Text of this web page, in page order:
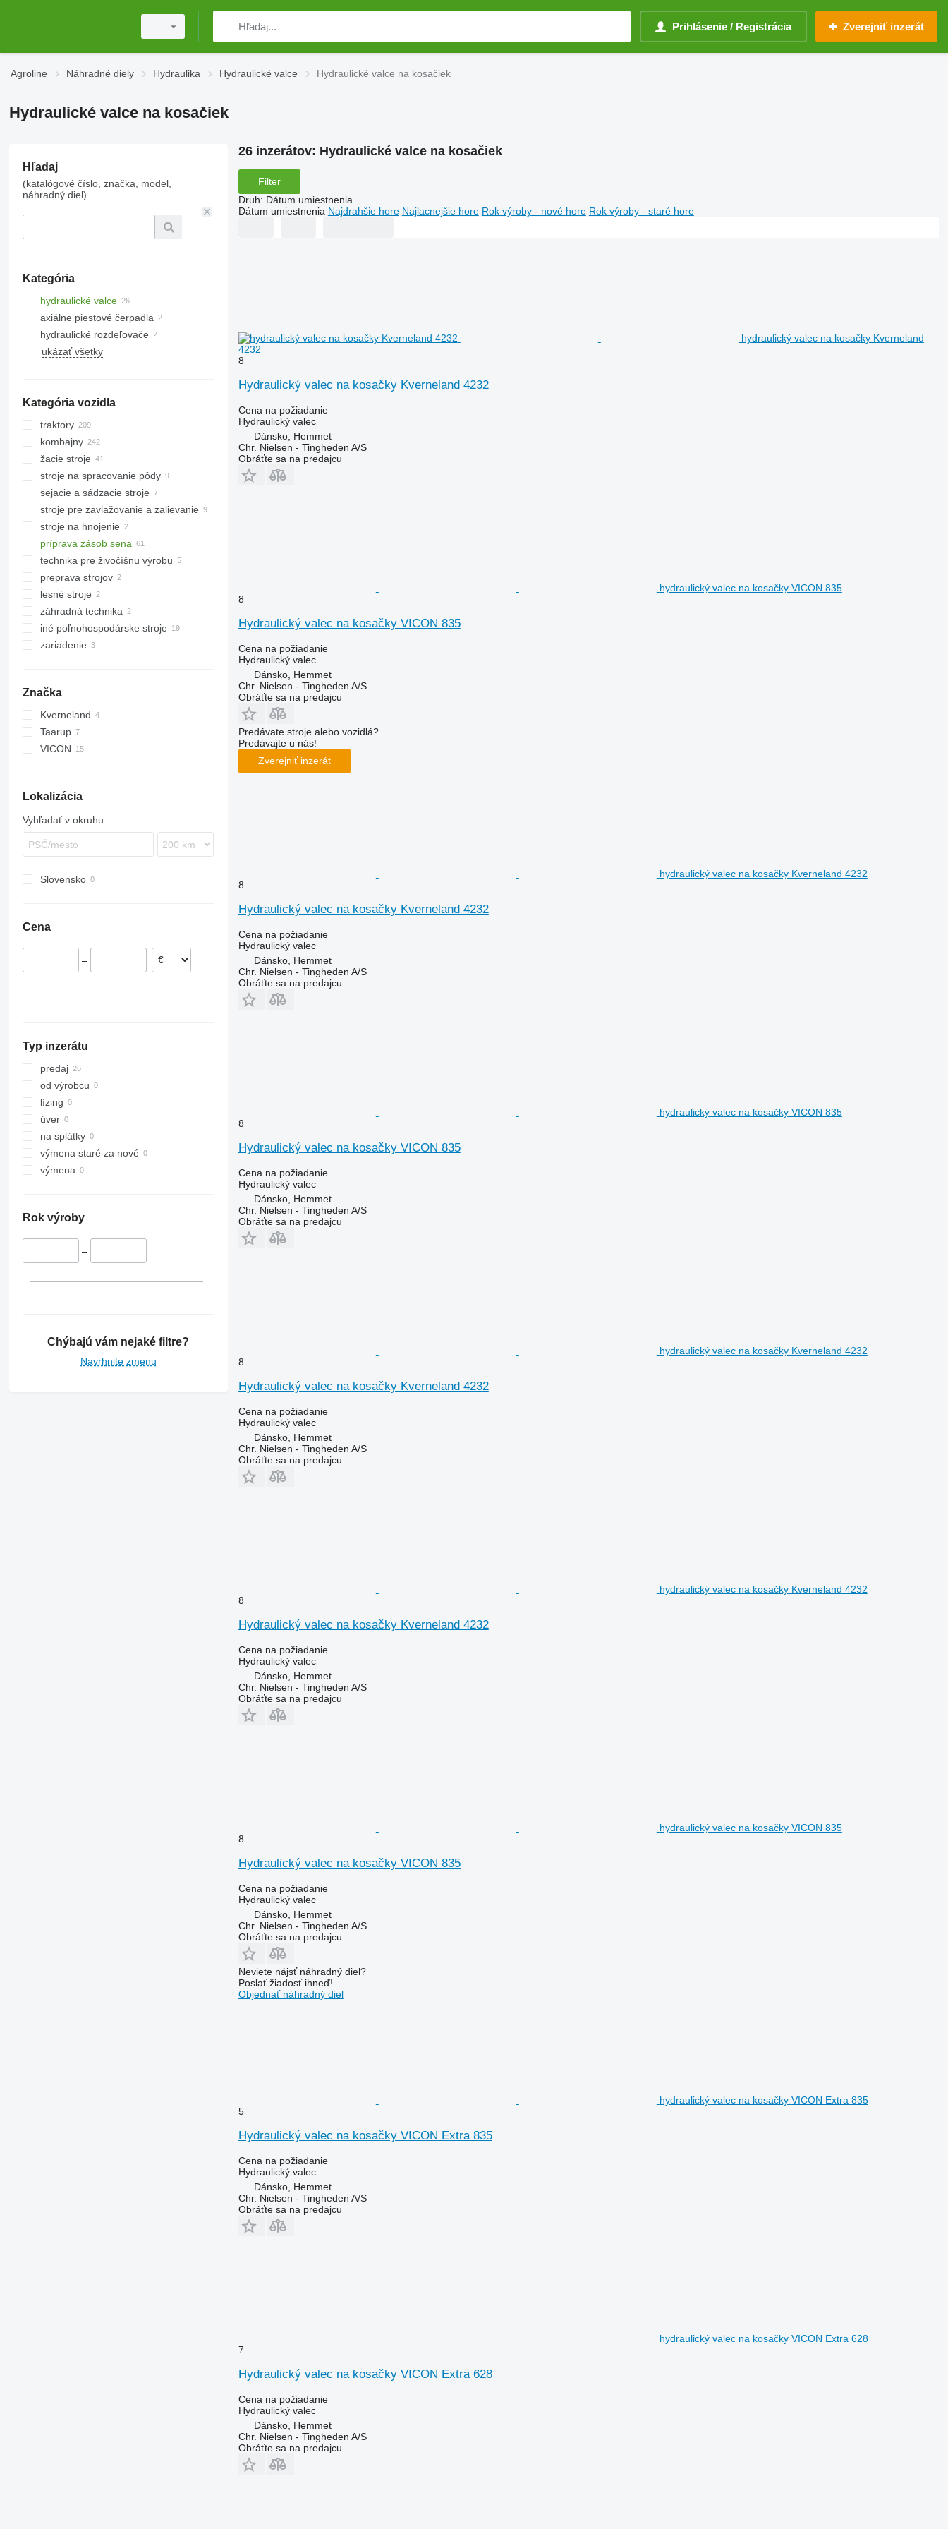
Prihlásenie / Registrácia Zverejniť inzerát
Agroline Náhradné diely Hydraulika Hydraulické valce Hydraulické valce na kosačiek
Hydraulické valce na kosačiek
Hľadaj
(katalógové číslo, značka, model,
náhradný diel)
Kategória
hydraulické valce
axiálne piestové čerpadla
hydraulické rozdeľovače
ukázať všetky
Kategória vozidla
traktory
kolesové traktory
malotraktory
kombajny
obilné kombajny
silážne kombajny
žacie stroje
adaptéry na obilie
kukuričné adaptéry
silážne rezačky
stroje na spracovanie pôdy
brány
kultivátory
pluhy
sejacie a sádzacie stroje
stroje pre zavlažovanie a zalievanie
stroje na hnojenie
aplikátory tekutých hnojív
príprava zásob sena
kosačky
obracače sena
poľnohospodárske nakladače
samozberacie vozy
technika pre živočíšnu výrobu
technika pre živočíšnu výrobu
miešacie kŕmne
samohybné miešače krmiva
preprava strojov
lesné stroje
harvestory
záhradná technika
traktorové kosačky
iné poľnohospodárske stroje
zariadenie
Značka
Kverneland
Taarup
VICON
Lokalizácia
Vyhľadať v okruhu
Slovensko
Cena
–
Typ inzerátu
predaj
od výrobcu
lízing
úver
na splátky
výmena staré za nové
výmena
Rok výroby
–
Chýbajú vám nejaké filtre?
Navrhnite zmenu
26 inzerátov: Hydraulické valce na kosačiek
Filter
Druh: Dátum umiestnenia
Dátum umiestnenia Najdrahšie hore Najlacnejšie hore Rok výroby - nové hore Rok výroby - staré hore
hydraulický valec na kosačky Kverneland
4232
8
Hydraulický valec na kosačky Kverneland 4232
Cena na požiadanie
Hydraulický valec
Dánsko, Hemmet
Chr. Nielsen - Tingheden A/S
Obráťte sa na predajcu
hydraulický valec na kosačky VICON 835
8
Hydraulický valec na kosačky VICON 835
Cena na požiadanie
Hydraulický valec
Dánsko, Hemmet
Chr. Nielsen - Tingheden A/S
Obráťte sa na predajcu
Predávate stroje alebo vozidlá?
Predávajte u nás!
Zverejniť inzerát
hydraulický valec na kosačky Kverneland 4232
8
Hydraulický valec na kosačky Kverneland 4232
Cena na požiadanie
Hydraulický valec
Dánsko, Hemmet
Chr. Nielsen - Tingheden A/S
Obráťte sa na predajcu
hydraulický valec na kosačky VICON 835
8
Hydraulický valec na kosačky VICON 835
Cena na požiadanie
Hydraulický valec
Dánsko, Hemmet
Chr. Nielsen - Tingheden A/S
Obráťte sa na predajcu
hydraulický valec na kosačky Kverneland 4232
8
Hydraulický valec na kosačky Kverneland 4232
Cena na požiadanie
Hydraulický valec
Dánsko, Hemmet
Chr. Nielsen - Tingheden A/S
Obráťte sa na predajcu
hydraulický valec na kosačky Kverneland 4232
8
Hydraulický valec na kosačky Kverneland 4232
Cena na požiadanie
Hydraulický valec
Dánsko, Hemmet
Chr. Nielsen - Tingheden A/S
Obráťte sa na predajcu
hydraulický valec na kosačky VICON 835
8
Hydraulický valec na kosačky VICON 835
Cena na požiadanie
Hydraulický valec
Dánsko, Hemmet
Chr. Nielsen - Tingheden A/S
Obráťte sa na predajcu
Neviete nájsť náhradný diel?
Poslať žiadosť ihneď!
Objednať náhradný diel
hydraulický valec na kosačky VICON Extra 835
5
Hydraulický valec na kosačky VICON Extra 835
Cena na požiadanie
Hydraulický valec
Dánsko, Hemmet
Chr. Nielsen - Tingheden A/S
Obráťte sa na predajcu
hydraulický valec na kosačky VICON Extra 628
7
Hydraulický valec na kosačky VICON Extra 628
Cena na požiadanie
Hydraulický valec
Dánsko, Hemmet
Chr. Nielsen - Tingheden A/S
Obráťte sa na predajcu